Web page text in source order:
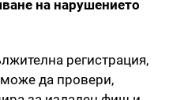
на нарушението
регистрация,
да провери,